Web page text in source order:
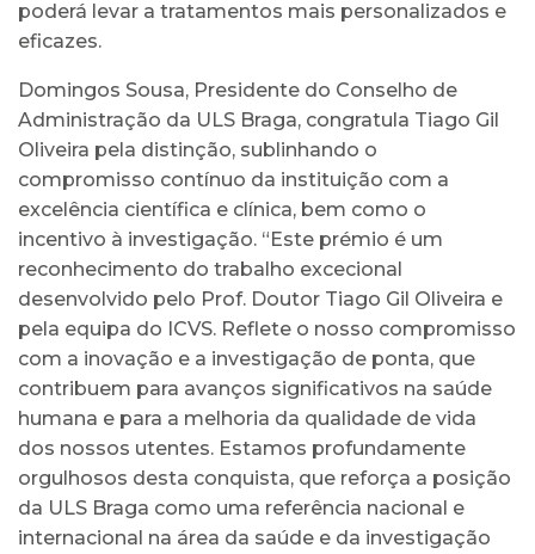
poderá levar a tratamentos mais personalizados e
eficazes.
Domingos Sousa, Presidente do Conselho de
Administração da ULS Braga, congratula Tiago Gil
Oliveira pela distinção, sublinhando o
compromisso contínuo da instituição com a
excelência científica e clínica, bem como o
incentivo à investigação. “Este prémio é um
reconhecimento do trabalho excecional
desenvolvido pelo Prof. Doutor Tiago Gil Oliveira e
pela equipa do ICVS. Reflete o nosso compromisso
com a inovação e a investigação de ponta, que
contribuem para avanços significativos na saúde
humana e para a melhoria da qualidade de vida
dos nossos utentes. Estamos profundamente
orgulhosos desta conquista, que reforça a posição
da ULS Braga como uma referência nacional e
internacional na área da saúde e da investigação